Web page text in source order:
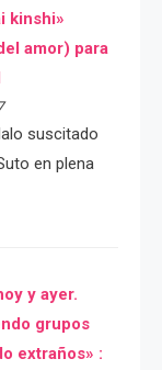
kinshi»
amor) para
suscitado
en plena
y ayer.
grupos
extraños» :